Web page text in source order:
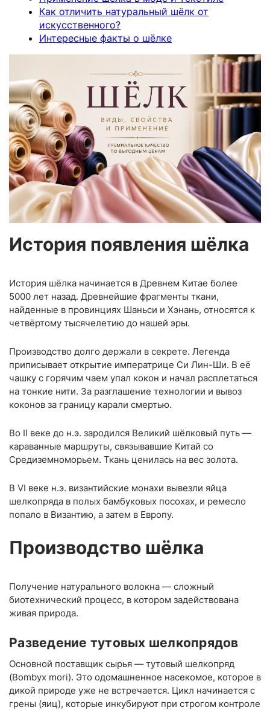
Как отличить натуральный шёлк от
искусственного?
Интересные факты о шёлке
История появления шёлка
История шёлка начинается в Древнем Китае более
5000 лет назад. Древнейшие фрагменты ткани,
найденные в провинциях Шаньси и Хэнань, относятся к
четвёртому тысячелетию до нашей эры.
Производство долго держали в секрете. Легенда
приписывает открытие императрице Си Лин-Ши. В её
чашку с горячим чаем упал кокон и начал расплетаться
на тонкие нити. За разглашение технологии и вывоз
коконов за границу карали смертью.
Во II веке до н.э. зародился Великий шёлковый путь —
караванные маршруты, связывавшие Китай со
Средиземноморьем. Ткань ценилась на вес золота.
В VI веке н.э. византийские монахи вывезли яйца
шелкопряда в полых бамбуковых посохах, и ремесло
попало в Византию, а затем в Европу.
Производство шёлка
Получение натурального волокна — сложный
биотехнический процесс, в котором задействована
живая природа.
Разведение тутовых шелкопрядов
Основной поставщик сырья — тутовый шелкопряд
(Bombyx mori). Это одомашненное насекомое, которое в
дикой природе уже не встречается. Цикл начинается с
грены (яиц), которые инкубируют при строгом контроле